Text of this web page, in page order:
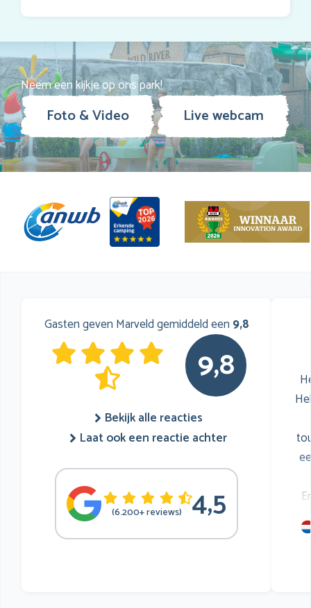
Neem een kijkje op ons park!
Foto & Video Live webcam
Gasten geven Marveld gemiddeld een 9,8
9,8
Bekijk alle reacties
Laat ook een reactie achter
(6.200+ reviews) 4,5